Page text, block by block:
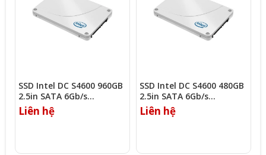
SSD Intel DC S4600 960GB
2.5in SATA 6Gb/s
(SSDSC2KG960G701)
Liên hệ
SSD Intel DC S4600 480GB
2.5in SATA 6Gb/s
(SSDSC2KG480G701)
Liên hệ